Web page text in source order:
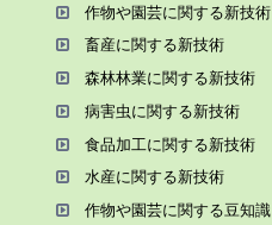
作物や園芸に関する新技術
畜産に関する新技術
森林林業に関する新技術
病害⾍に関する新技術
⾷品加⼯に関する新技術
⽔産に関する新技術
作物や園芸に関する⾖知識